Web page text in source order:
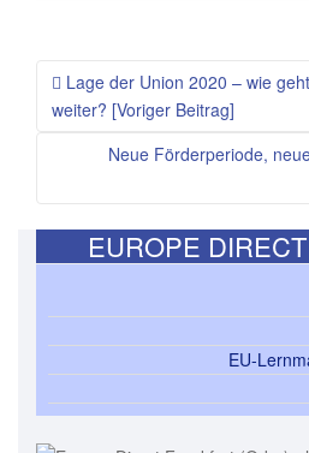
Lage der Union 2020 – wie
weiter? [Voriger Beitrag]
Neue Förderperiode,
EUROPE
EU-